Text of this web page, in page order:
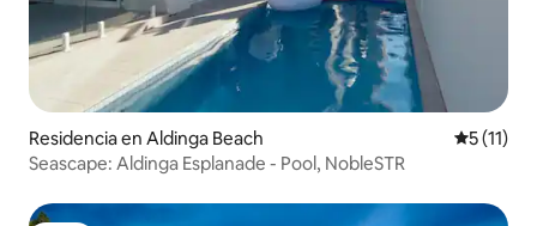
Residencia en Aldinga Beach
5 (11)
Seascape: Aldinga Esplanade - Pool, NobleSTR